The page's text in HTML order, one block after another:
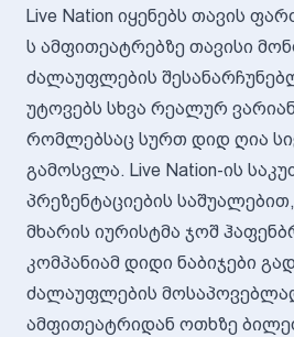
Live Nation იყენებს თავის
ს ამფითეატრებზე თავისი
ძალაუფლების
უტოვებს სხვა რეალურ
რომლებსაც სურთ დიდ ღია
გამოსვლა. Live Nation-ის
პრეზენტაციების
მხარის იურისტმა ჯოშ
კომპანიამ დიდი ნაბიჯები
ძალაუფლების
ამფითეატრიდან ოთხზე